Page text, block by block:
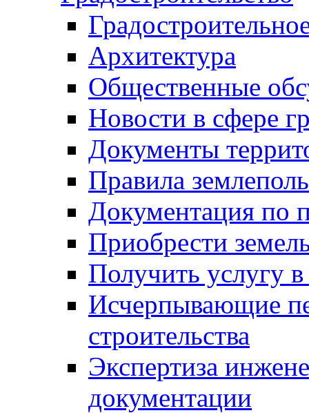
Архитектура
Общественные
Новости в сфере
Документы
Правила
Документация по
Приобрести
Получить услугу в
Исчерпывающие
строительства
Экспертиза
документации